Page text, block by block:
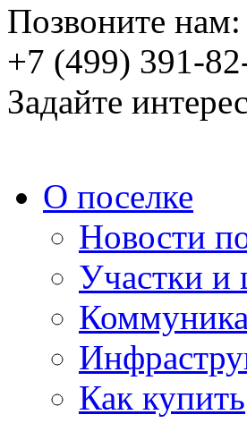
Позвоните нам:
+7 (499) 391-
Задайте
О поселке
Новости
Участки и
Как купить